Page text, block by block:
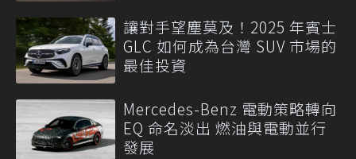
讓對手望塵莫及！2025 年賓士
GLC 如何成為台灣 SUV 市場的
最佳投資
Mercedes-Benz 電動策略轉向
EQ 命名淡出 燃油與電動並行
發展